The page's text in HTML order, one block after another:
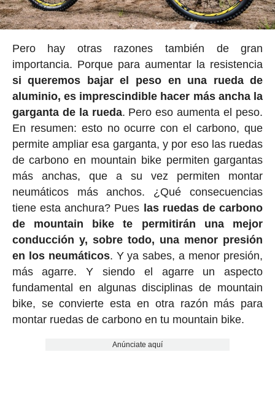
Pero hay otras razones también de gran
importancia. Porque para aumentar la resistencia
si queremos bajar el peso en una rueda de
aluminio, es imprescindible hacer más ancha la
garganta de la rueda. Pero eso aumenta el peso.
En resumen: esto no ocurre con el carbono, que
permite ampliar esa garganta, y por eso las ruedas
de carbono en mountain bike permiten gargantas
más anchas, que a su vez permiten montar
neumáticos más anchos. ¿Qué consecuencias
tiene esta anchura? Pues las ruedas de carbono
de mountain bike te permitirán una mejor
conducción y, sobre todo, una menor presión
en los neumáticos. Y ya sabes, a menor presión,
más agarre. Y siendo el agarre un aspecto
fundamental en algunas disciplinas de mountain
bike, se convierte esta en otra razón más para
montar ruedas de carbono en tu mountain bike.
Anúnciate aquí